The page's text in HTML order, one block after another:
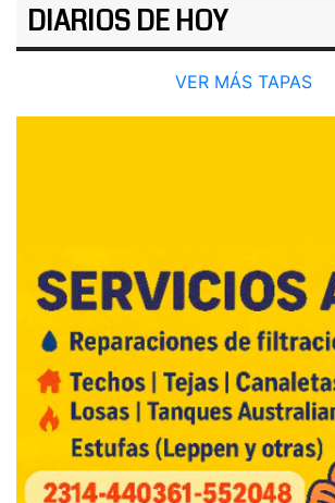
DIARIOS DE HOY
VER MÁS TAPAS